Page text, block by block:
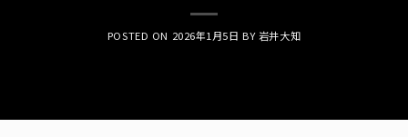
POSTED ON 2026年1月5日 BY岩井大知